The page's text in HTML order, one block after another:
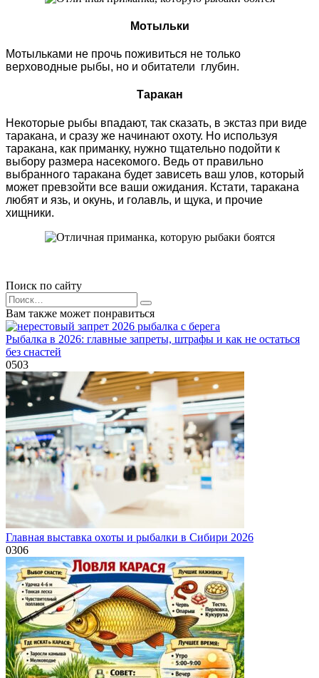
Мотыльки
Мотыльками не прочь поживиться не только
верховодные рыбы, но и обитатели глубин.
Таракан
Некоторые рыбы впадают, так сказать, в экстаз при виде
таракана, и сразу же начинают охоту. Но используя
таракана, как приманку, нужно тщательно подойти к
выбору размера насекомого. Ведь от правильно
выбранного таракана будет зависеть ваш улов, который
может превзойти все ваши ожидания. Кстати, таракана
любят и язь, и окунь, и голавль, и щука, и прочие
хищники.
Поиск по сайту
Search
for:
Вам также может понравиться
Рыбалка в 2026: главные запреты, штрафы и как не остаться
без снастей
0503
Главная выставка охоты и рыбалки в Сибири 2026
0306